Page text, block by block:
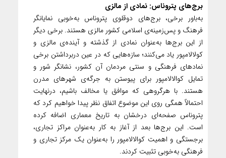
برج‌های پتروناس: نمادی از مالزی
به‌باور برخی، برج‌های دوقلوی پتروناس به‌خوبی نمایانگر
فرهنگ و پس‌زمینه‌ی اسلامی کشور مالزی هستند. برخی دیگر
از این برج‌ها به‌عنوان نمادی از گذشته و آینده‌ی مالزی و
کولالامپور یاد می‌کنند؛ سازه‌هایی که در عین دربرداشتن برخی
نمادهای فرهنگی و سنتی مردمان آن کشور، نشانگر شور و
تمایل کوالالامپور برای پیوستن به جرگه‌ی شهرهای مدرن
هستند. با هرگروهی که موافق یا مخالف باشیم، درنهایت
احتمالاً همگی روی این موضوع اتفاق نظر پیدا خواهیم کرد که
پتروناس صفحه‌ای درخشان به تاریخ معماری اضافه کرده
است. این برج‌ها بعد از آغاز به کار به‌عنوان مراکز تجاری،
برجستگی و اهمیت کوالالامپور را به‌عنوان یک مرکز تجاری و
فرهنگی به‌خوبی تثبیت کردند.